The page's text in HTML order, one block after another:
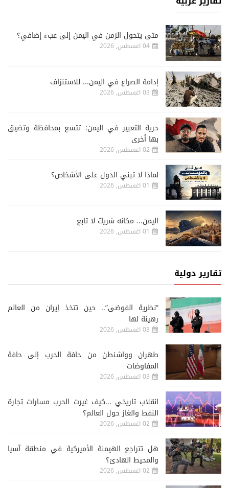
متى يتحول الزمن في اليمن إلى عبء إضافي؟
04 اغسطس, 2026
إدامة الصراع في اليمن... للاستنزاف
03 اغسطس, 2026
حرية التعبير في اليمن: تتسع بمحافظة وتضيق
بها أخرى
02 اغسطس, 2026
لماذا لا تبني الدول على الأشخاص؟
01 اغسطس, 2026
اليمن... مكانه شريكٌ لا تابع
01 اغسطس, 2026
تقارير دولية
“نظرية الفوضى”.. حين تتخذ إيران من العالم
رهينة لها
03 اغسطس, 2026
طهران وواشنطن من حافة الحرب إلى حافة
المفاوضات
03 اغسطس, 2026
انقلاب تاريخي ...كيف غيرت الحرب مسارات تجارة
النفط والغاز حول العالم؟
02 اغسطس, 2026
هل تتراجع الهيمنة الأميركية في منطقة آسيا
والمحيط الهادئ؟
02 اغسطس, 2026